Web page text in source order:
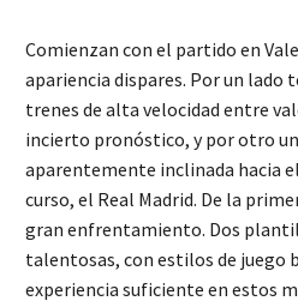
Comienzan con el partido en
apariencia dispares. Por un lado
trenes de alta velocidad entre
incierto pronóstico, y por otro
aparentemente inclinada hacia
curso, el Real Madrid. De la
gran enfrentamiento. Dos
talentosas, con estilos de juego
experiencia suficiente en estos